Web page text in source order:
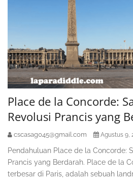
Place de la Concorde:
Revolusi Prancis yang
cscasag045@gmail.com Agustus 9,
Pendahuluan Place de la Concorde:
Prancis yang Berdarah. Place de la
terbesar di Paris, adalah sebuah